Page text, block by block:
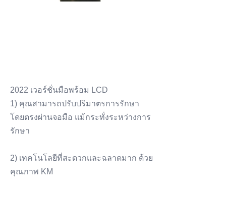
2022 เวอร์ชั่นมือพร้อม LCD
1) คุณสามารถปรับปริมาตรการรักษา
โดยตรงผ่านจอมือ แม้กระทั่งระหว่างการ
รักษา
2) เทคโนโลยีที่สะดวกและฉลาดมาก ด้วย
คุณภาพ KM